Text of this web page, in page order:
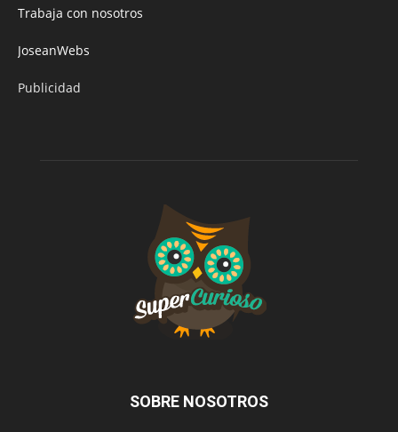
Trabaja con nosotros
JoseanWebs
Publicidad
SOBRE NOSOTROS